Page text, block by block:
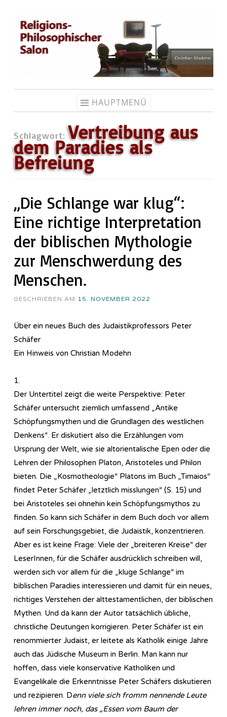
Zum
Inhalt
springen
HAUPTMENÜ
Schlagwort:Vertreibung aus
dem Paradies als
Befreiung
„Die Schlange war klug“:
Eine richtige Interpretation
der biblischen Mythologie
zur Menschwerdung des
Menschen.
GESCHRIEBEN AM 15. NOVEMBER 2022
Über ein neues Buch des Judaistikprofessors Peter
Schäfer
Ein Hinweis von Christian Modehn
1.
Der Untertitel zeigt die weite Perspektive: Peter
Schäfer untersucht ziemlich umfassend „Antike
Schöpfungsmythen und die Grundlagen des westlichen
Denkens“. Er diskutiert also die Erzählungen vom
Ursprung der Welt, wie sie altorientalische Epen oder die
Lehren der Philosophen Platon, Aristoteles und Philon
bieten. Die „Kosmotheologie“ Platons im Buch „Timaios“
findet Peter Schäfer „letztlich misslungen“ (S. 15) und
bei Aristoteles sei ohnehin kein Schöpfungsmythos zu
finden. So kann sich Schäfer in dem Buch doch vor allem
auf sein Forschungsgebiet, die Judaistik, konzentrieren.
Aber es ist keine Frage: Viele der „breiteren Kreise“ der
LeserInnen, für die Schäfer ausdrücklich schreiben will,
werden sich vor allem für die „kluge Schlange“ im
biblischen Paradies interessieren und damit für ein neues,
richtiges Verstehen der alttestamentlichen, der biblischen
Mythen. Und da kann der Autor tatsächlich übliche,
christliche Deutungen korrigieren. Peter Schäfer ist ein
renommierter Judaist, er leitete als Katholik einige Jahre
auch das Jüdische Museum in Berlin. Man kann nur
hoffen, dass viele konservative Katholiken und
Evangelikale die Erkenntnisse Peter Schäfers diskutieren
und rezipieren. Denn viele sich fromm nennende Leute
lehren immer noch, das „Essen vom Baum der